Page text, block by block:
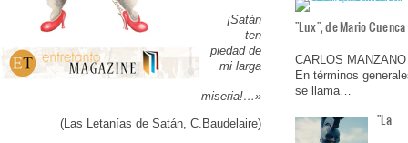
¡Satán
ten
piedad de
mi larga
miseria!…»
(Las Letanías de Satán, C.Baudelaire)
"Lux", de Mario Cuenca
…
CARLOS MANZANO
En términos
se llama…
"La